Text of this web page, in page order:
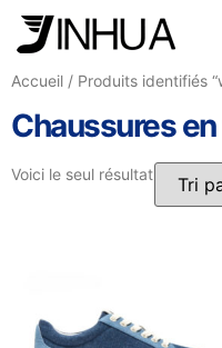
Accueil / Produits identifiés
Chaussures
Voici le seul résultat